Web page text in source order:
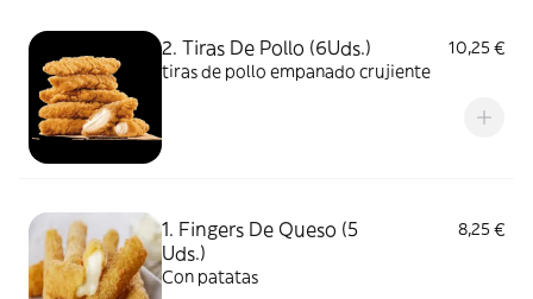
2. Tiras De Pollo (6Uds.)
10,25 €
tiras de pollo empanado crujiente
1. Fingers De Queso (5
Uds.)
8,25 €
Con patatas